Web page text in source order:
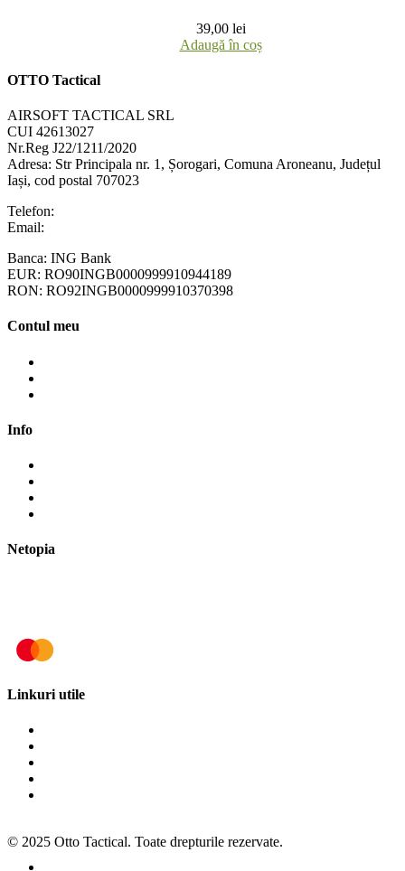
39,00 lei
Adaugă în coș
OTTO Tactical
AIRSOFT TACTICAL SRL
CUI 42613027
Nr.Reg J22/1211/2020
Adresa: Str Principala nr. 1 , Șorogari, Comuna Aroneanu, Județul
Iași, cod postal 707023
Telefon:
Email:
Banca: ING Bank
EUR: RO90INGB0000999910944189
RON: RO92INGB0000999910370398
Contul meu
Info
Netopia
Linkuri utile
© 2025 Otto Tactical. Toate drepturile rezervate.